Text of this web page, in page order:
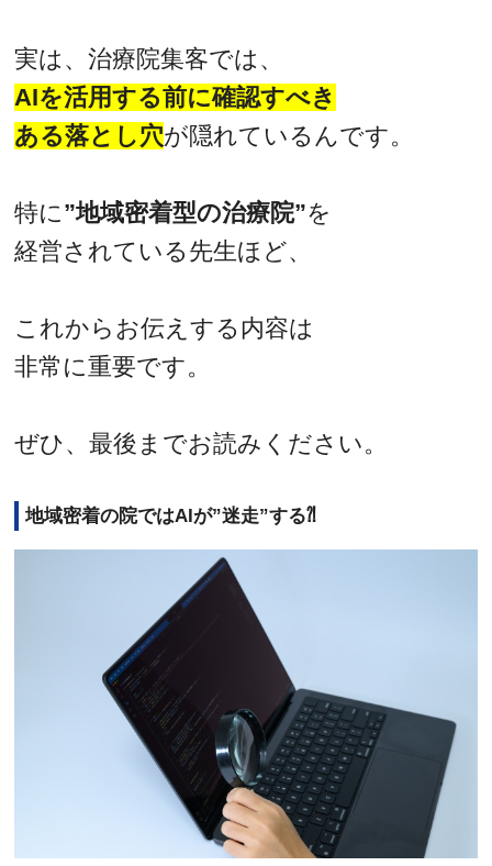
実は、治療院集客では、
AIを活用する前に確認すべき
ある落とし穴が隠れているんです。
特に ”地域密着型の治療院”を
経営されている先生ほど、
これからお伝えする内容は
非常に重要です。
ぜひ、最後までお読みください。
地域密着の院ではAIが”迷走”する⁈